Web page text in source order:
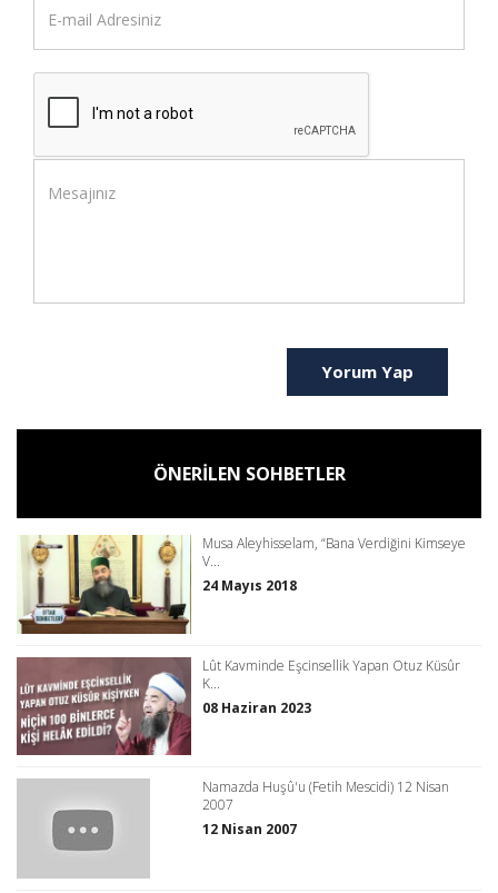
Yorum Yap
ÖNERİLEN SOHBETLER
Musa Aleyhisselam, “Bana Verdiğini Kimseye
V...
24 Mayıs 2018
Lût Kavminde Eşcinsellik Yapan Otuz Küsûr
K...
08 Haziran 2023
Namazda Huşû'u (Fetih Mescidi) 12 Nisan
2007
12 Nisan 2007